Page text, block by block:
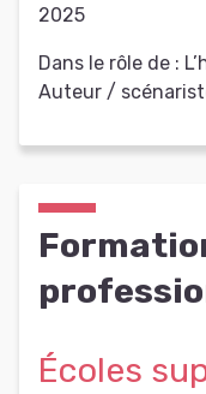
2025
Dans le rôle de :
Auteur /
Écoles